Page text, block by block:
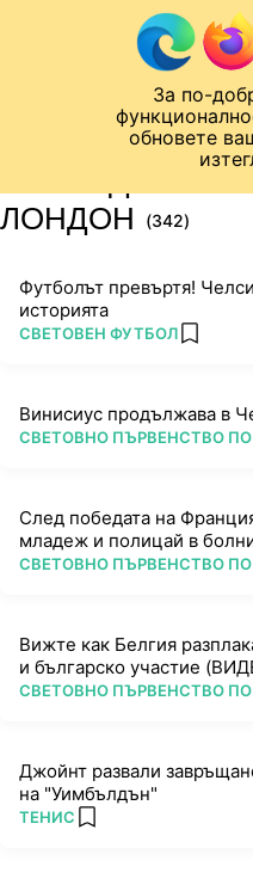
За по-
обновете
Към съдържанието
Лига на Конференциите
ЛОНДОН
(342)
Футболът превъртя!
историята
ПОВЕЧЕ ОТ
СВЕТОВЕН ФУТБОЛ add
Винисиус продължава в
ПОВЕЧЕ ОТ
СВЕТОВНО ПЪРВЕНСТВО ПО
След победата на
младеж и полицай в
ПОВЕЧЕ ОТ
СВЕТОВНО ПЪРВЕНСТВО ПО
Вижте как Белгия
и българско участие
ПОВЕЧЕ ОТ
СВЕТОВНО ПЪРВЕНСТВО ПО
Джойнт развали
на "Уимбълдън"
ПОВЕЧЕ ОТ
ТЕНИС add favorites